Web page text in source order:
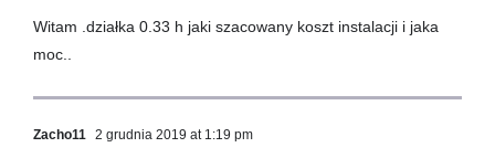
Witam .działka 0.33 h jaki szacowany koszt instalacji i jaka
moc..
Zacho11 2 grudnia 2019 at 1:19 pm